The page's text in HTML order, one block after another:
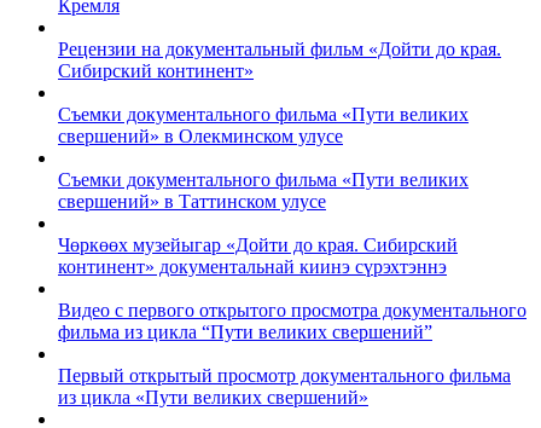
Кремля
Рецензии на документальный фильм «Дойти до края.
Сибирский континент»
Съемки документального фильма «Пути великих
свершений» в Олекминском улусе
Съемки документального фильма «Пути великих
свершений» в Таттинском улусе
Чөркөөх музейыгар «Дойти до края. Сибирский
континент» документальнай киинэ сүрэхтэннэ
Видео с первого открытого просмотра документального
фильма из цикла “Пути великих свершений”
Первый открытый просмотр документального фильма
из цикла «Пути великих свершений»